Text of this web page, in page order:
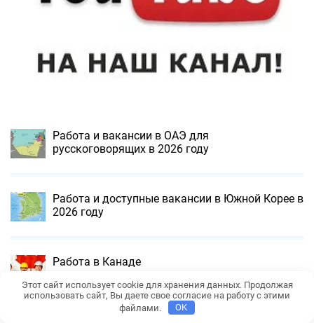
Работа и вакансии в ОАЭ для
русскоговорящих в 2026 году
Работа и доступные вакансии в Южной Корее в
2026 году
Работа в Канаде
Этот сайт использует cookie для хранения данных. Продолжая
использовать сайт, Вы даете свое согласие на работу с этими
файлами.
OK